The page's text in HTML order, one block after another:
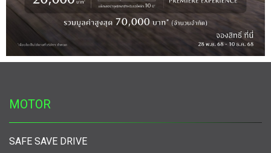
MOTOR
SAFE SAVE DRIVE